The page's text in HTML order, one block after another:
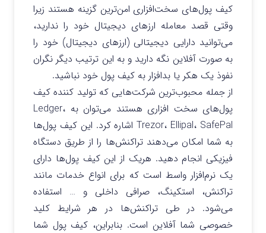
کیف پول‌های سخت‌افزاری امن‌ترین گزینه هستند زیرا
وقتی قصد معامله ارزهای دیجیتال خود را ندارید،
می‌توانید دارایی دیجیتالی (ارزهای دیجیتال) خود را
به صورت آفلاین نگه دارید و به این ترتیب دیگر نگران
نفوذ یک هکر یا بدافزار به کیف پول خود نباشید.
از جمله محبوب‌ترین شرکت‌هایی که تولید کننده کیف
پول‌های سخت افزاری هستند می‌توان به Ledger،
Trezor، Ellipal، SafePal اشاره کرد. این کیف پول‌ها
به شما امکان می‌دهند تراکنش‌ها را از طریق دستگاه
فیزیکی انجام دهید. هریک از این کیف پول‌ها دارای
یک نرم‌افزار واسط است که برای انواع خدمات مانند
تراکنش، استکینگ، صرافی داخلی و … استفاده
می‌شود. در طی تراکنش‌ها در هر شرایط کلید
خصوصی شما آفلاین است. بنابراین، کیف پول شما